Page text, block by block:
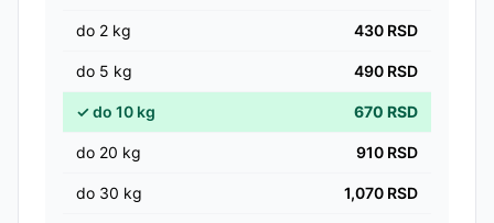
do 2 kg 430 RSD
do 5 kg 490 RSD
✓do 10 kg 670 RSD
do 20 kg 910 RSD
do 30 kg 1,070 RSD